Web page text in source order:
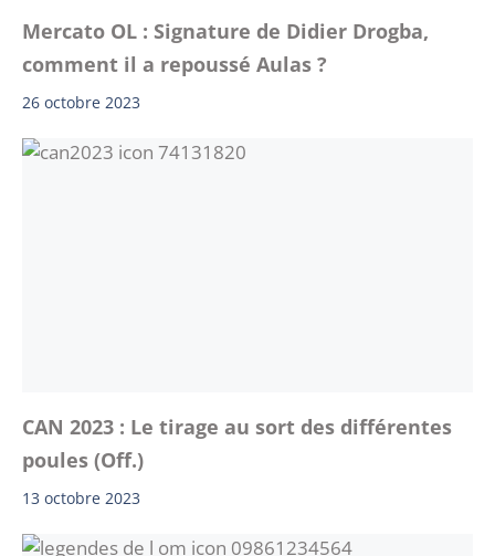
Mercato OL : Signature de Didier Drogba,
comment il a repoussé Aulas ?
26 octobre 2023
CAN 2023 : Le tirage au sort des différentes
poules (Off.)
13 octobre 2023